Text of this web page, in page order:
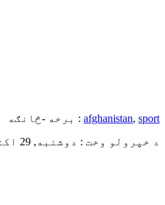
برخه -څانګه : afghanistan, sport
د خپرولو وخت : دوشنبه, 29 اکتبر , 2018